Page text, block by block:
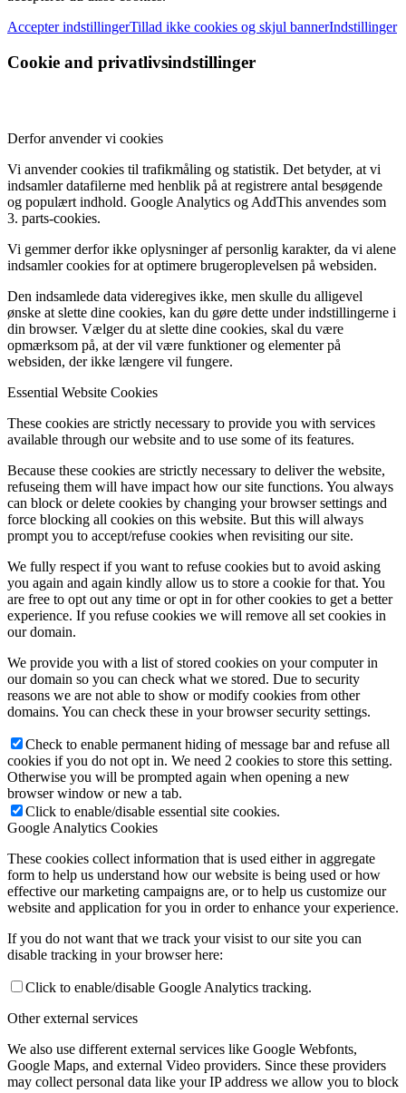
Accepter indstillingerTillad ikke cookies og skjul bannerIndstillinger
Cookie and privatlivsindstillinger
Derfor anvender vi cookies
Vi anvender cookies til trafikmåling og statistik. Det betyder, at vi
indsamler datafilerne med henblik på at registrere antal besøgende
og populært indhold. Google Analytics og AddThis anvendes som
3. parts-cookies.
Vi gemmer derfor ikke oplysninger af personlig karakter, da vi alene
indsamler cookies for at optimere brugeroplevelsen på websiden.
Den indsamlede data videregives ikke, men skulle du alligevel
ønske at slette dine cookies, kan du gøre dette under indstillingerne i
din browser. Vælger du at slette dine cookies, skal du være
opmærksom på, at der vil være funktioner og elementer på
websiden, der ikke længere vil fungere.
Essential Website Cookies
These cookies are strictly necessary to provide you with services
available through our website and to use some of its features.
Because these cookies are strictly necessary to deliver the website,
refuseing them will have impact how our site functions. You always
can block or delete cookies by changing your browser settings and
force blocking all cookies on this website. But this will always
prompt you to accept/refuse cookies when revisiting our site.
We fully respect if you want to refuse cookies but to avoid asking
you again and again kindly allow us to store a cookie for that. You
are free to opt out any time or opt in for other cookies to get a better
experience. If you refuse cookies we will remove all set cookies in
our domain.
We provide you with a list of stored cookies on your computer in
our domain so you can check what we stored. Due to security
reasons we are not able to show or modify cookies from other
domains. You can check these in your browser security settings.
Check to enable permanent hiding of message bar and refuse all
cookies if you do not opt in. We need 2 cookies to store this setting.
Otherwise you will be prompted again when opening a new
browser window or new a tab.
Click to enable/disable essential site cookies.
Google Analytics Cookies
These cookies collect information that is used either in aggregate
form to help us understand how our website is being used or how
effective our marketing campaigns are, or to help us customize our
website and application for you in order to enhance your experience.
If you do not want that we track your visist to our site you can
disable tracking in your browser here:
Click to enable/disable Google Analytics tracking.
Other external services
We also use different external services like Google Webfonts,
Google Maps, and external Video providers. Since these providers
may collect personal data like your IP address we allow you to block